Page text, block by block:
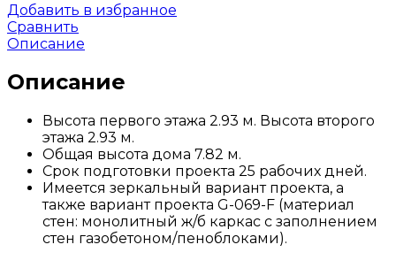
Добавить в избранное
Сравнить
Описание
Описание
Высота первого этажа 2.93 м. Высота второго
этажа 2.93 м.
Общая высота дома 7.82 м.
Срок подготовки проекта 25 рабочих дней.
Имеется зеркальный вариант проекта, а
также вариант проекта G-069-F (материал
стен: монолитный ж/б каркас с заполнением
стен газобетоном/пеноблоками).